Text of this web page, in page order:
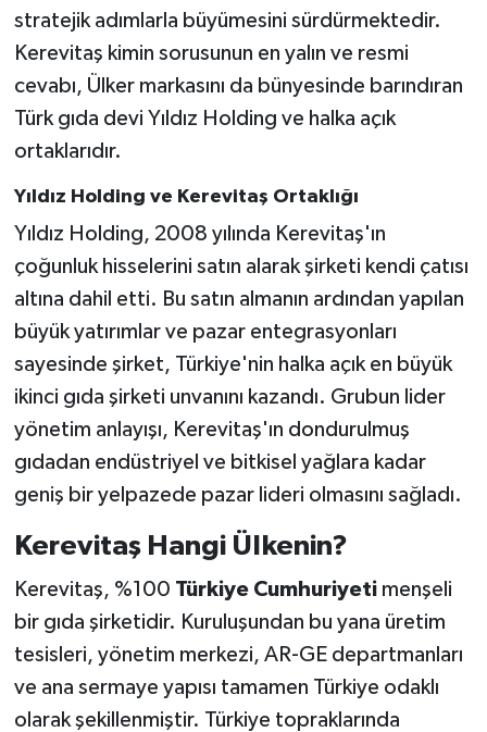
stratejik adımlarla büyümesini sürdürmektedir.
Kerevitaş kimin sorusunun en yalın ve resmi
cevabı, Ülker markasını da bünyesinde barındıran
Türk gıda devi Yıldız Holding ve halka açık
ortaklarıdır.
Yıldız Holding ve Kerevitaş Ortaklığı
Yıldız Holding, 2008 yılında Kerevitaş'ın
çoğunluk hisselerini satın alarak şirketi kendi çatısı
altına dahil etti. Bu satın almanın ardından yapılan
büyük yatırımlar ve pazar entegrasyonları
sayesinde şirket, Türkiye'nin halka açık en büyük
ikinci gıda şirketi unvanını kazandı. Grubun lider
yönetim anlayışı, Kerevitaş'ın dondurulmuş
gıdadan endüstriyel ve bitkisel yağlara kadar
geniş bir yelpazede pazar lideri olmasını sağladı.
Kerevitaş Hangi Ülkenin?
Kerevitaş, %100 Türkiye Cumhuriyetimenşeli
bir gıda şirketidir. Kuruluşundan bu yana üretim
tesisleri, yönetim merkezi, AR-GE departmanları
ve ana sermaye yapısı tamamen Türkiye odaklı
olarak şekillenmiştir. Türkiye topraklarında